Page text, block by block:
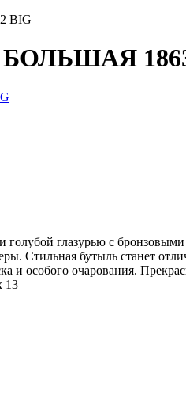
BIG
голубой глазурью с
Стильная бутыль станет
и особого очарования.
13